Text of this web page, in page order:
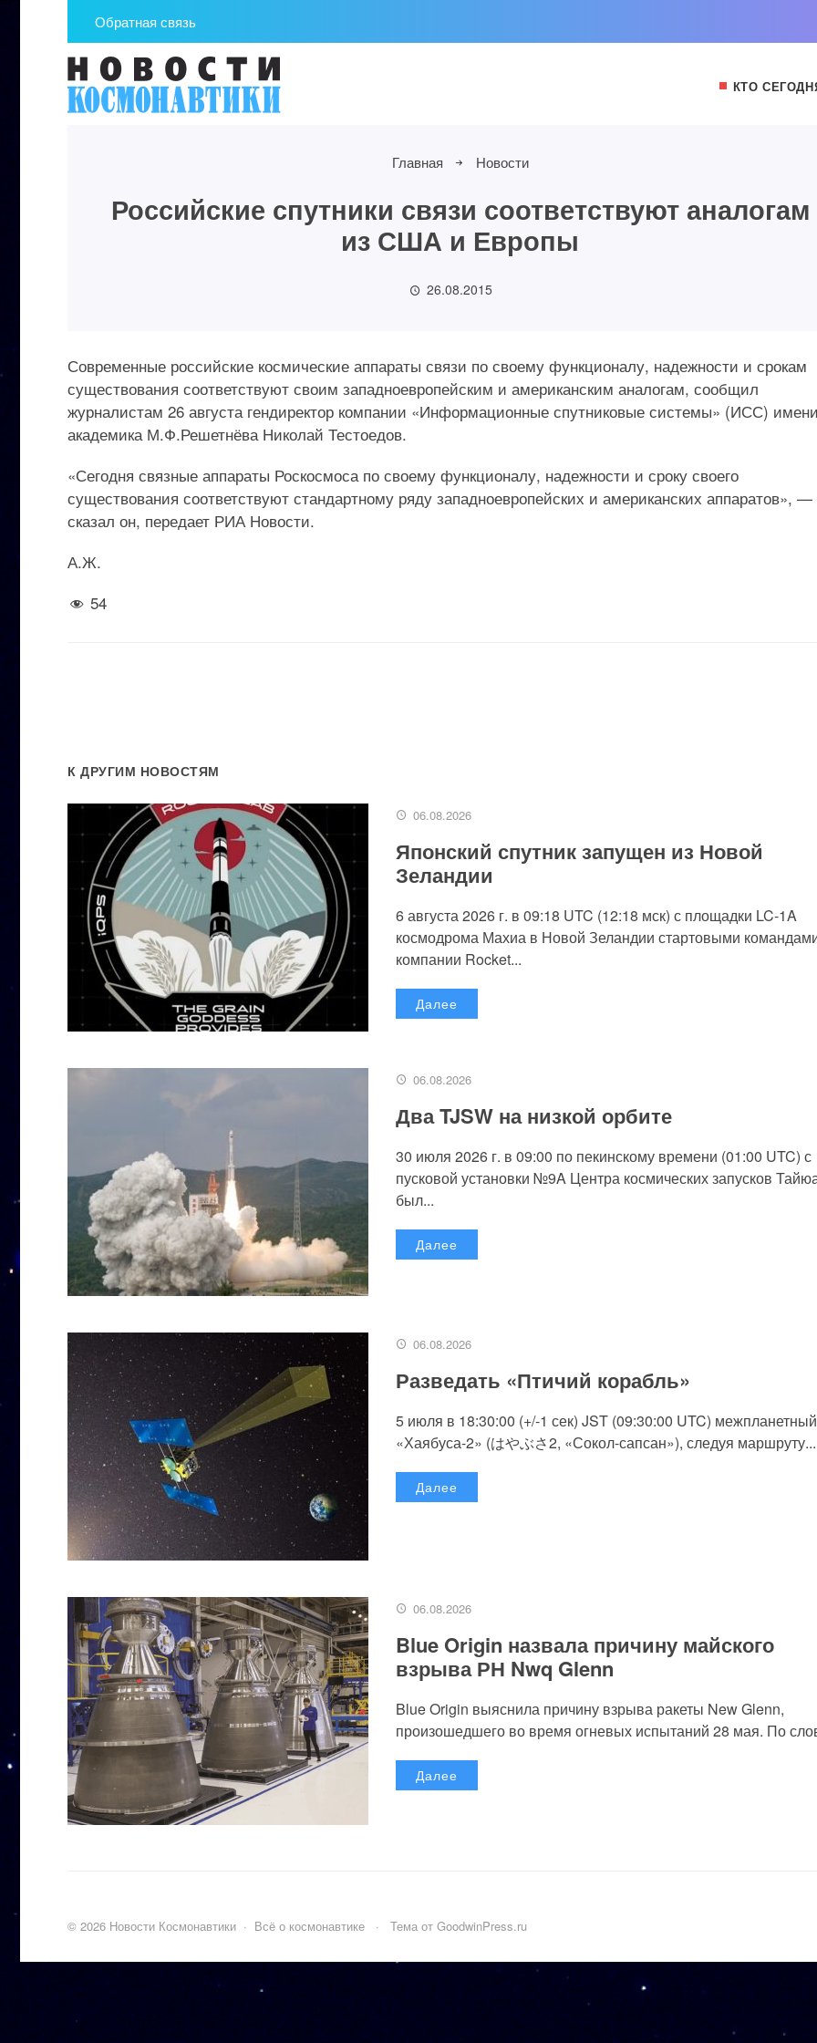
Обратная связь
КТО
Главная Новости
Российские спутники связи соответствуют аналогам
из США и Европы
26.08.2015
Современные российские космические аппараты связи по своему функционалу, надежности и срокам
существования соответствуют своим западноевропейским и американским аналогам, сообщил
журналистам 26 августа гендиректор компании «Информационные спутниковые системы» (ИСС)
академика М.Ф.Решетнёва Николай Тестоедов.
«Сегодня связные аппараты Роскосмоса по своему функционалу, надежности и сроку своего
существования соответствуют стандартному ряду западноевропейских и американских аппаратов», —
сказал он, передает РИА Новости.
А.Ж.
54
К ДРУГИМ НОВОСТЯМ
06.08.2026
Японский спутник запущен из Новой
Зеландии
6 августа 2026 г. в 09:18 UTC (12:18 мск) с площадки LC-1A
космодрома Махиа в Новой Зеландии стартовыми
компании Rocket...
Далее
06.08.2026
Два TJSW на низкой орбите
30 июля 2026 г. в 09:00 по пекинскому времени (01:00 UTC) с
пусковой установки №9A Центра космических запусков
был...
Далее
06.08.2026
Разведать «Птичий корабль»
5 июля в 18:30:00 (+/-1 сек) JST (09:30:00 UTC)
«Хаябуса-2» (はやぶさ2, «Сокол-сапсан»), следуя маршруту...
Далее
06.08.2026
Blue Origin назвала причину майского
взрыва РН Nwq Glenn
Blue Origin выяснила причину взрыва ракеты New Glenn,
произошедшего во время огневых испытаний 28 мая. По
Далее
© 2026 Новости Космонавтики · Всё о космонавтике · Тема от GoodwinPress.ru